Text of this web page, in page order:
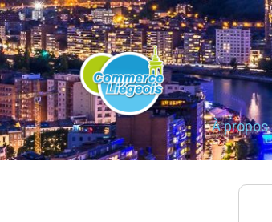
À propos